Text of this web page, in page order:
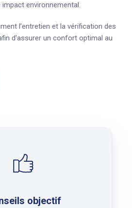
environnemental.
l’entretien et la vérification des
d’assurer un confort optimal au
objectif